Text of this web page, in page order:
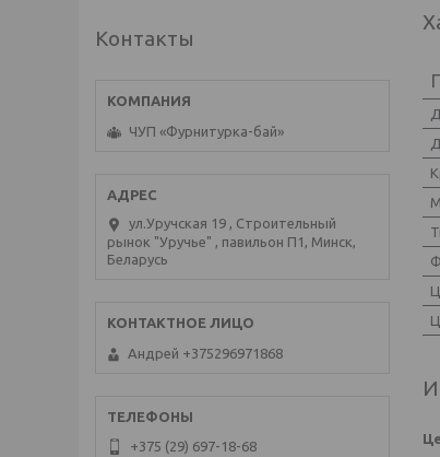
Контакты
ЧУП «Фурнитурка-бай»
ул.Уручская 19 , Строительный
рынок "Уручье" , павильон П1, Минск,
Беларусь
Андрей +375296971868
+375 (29) 697-18-68